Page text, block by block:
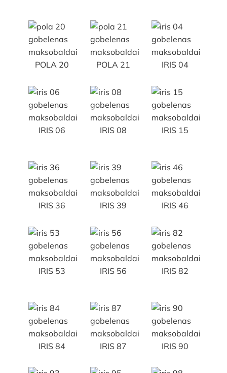
POLA 20 POLA 21 IRIS 04
IRIS 06 IRIS 08 IRIS 15
IRIS 36 IRIS 39 IRIS 46
IRIS 53 IRIS 56 IRIS 82
IRIS 84 IRIS 87 IRIS 90